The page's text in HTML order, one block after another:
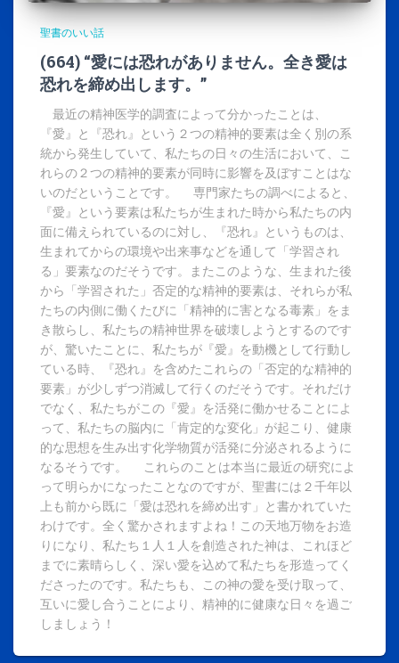
聖書のいい話
(664) “愛には恐れがありません。全き愛は
恐れを締め出します。”
最近の精神医学的調査によって分かったことは、
『愛』と『恐れ』という２つの精神的要素は全く別の系
統から発生していて、私たちの日々の生活において、こ
れらの２つの精神的要素が同時に影響を及ぼすことはな
いのだということです。 専門家たちの調べによると、
『愛』という要素は私たちが生まれた時から私たちの内
面に備えられているのに対し、『恐れ』というものは、
生まれてからの環境や出来事などを通して「学習され
る」要素なのだそうです。またこのような、生まれた後
から「学習された」否定的な精神的要素は、それらが私
たちの内側に働くたびに「精神的に害となる毒素」をま
き散らし、私たちの精神世界を破壊しようとするのです
が、驚いたことに、私たちが『愛』を動機として行動し
ている時、『恐れ』を含めたこれらの「否定的な精神的
要素」が少しずつ消滅して行くのだそうです。それだけ
でなく、私たちがこの『愛』を活発に働かせることによ
って、私たちの脳内に「肯定的な変化」が起こり、健康
的な思想を生み出す化学物質が活発に分泌されるように
なるそうです。 これらのことは本当に最近の研究によ
って明らかになったことなのですが、聖書には２千年以
上も前から既に「愛は恐れを締め出す」と書かれていた
わけです。全く驚かされますよね！この天地万物をお造
りになり、私たち１人１人を創造された神は、これほど
までに素晴らしく、深い愛を込めて私たちを形造ってく
ださったのです。私たちも、この神の愛を受け取って、
互いに愛し合うことにより、精神的に健康な日々を過ご
しましょう！